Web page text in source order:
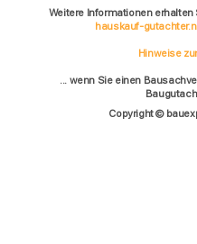
Weitere Informationen
hauskauf-
Hinweise
... wenn Sie einen
Copyright ©